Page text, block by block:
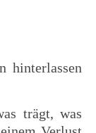
hinterlassen
trägt, was